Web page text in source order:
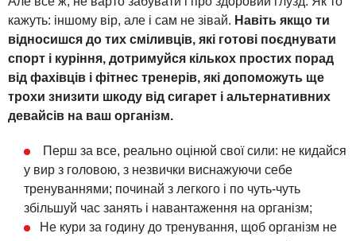
кажуть: іншому вір, але і сам не зівай. Навіть якщо ти
відносишся до тих сміливців, які готові поєднувати
спорт і куріння, дотримуйся кількох простих порад
від фахівців і фітнес тренерів, які допоможуть ще
трохи знизити шкоду від сигарет і альтернативних
девайсів на ваш організм.
Перш за все, реально оцінюй свої сили: не кидайся
у вир з головою, з незвички виснажуючи себе
тренуваннями; починай з легкого і по чуть-чуть
збільшуй час занять і навантаження на організм;
Не кури за годину до тренування, щоб організм не